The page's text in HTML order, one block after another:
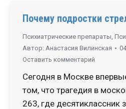
Почему подростки
Психиатрические препараты,
Автор: Анастасия Вилинская
Оставить комментарий
Сегодня в Москве
том, что трагедия в
263, где десятиклассник